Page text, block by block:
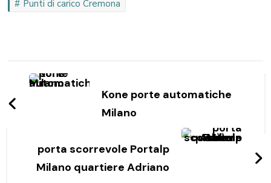
Punti di carico Cremona
Navigazione
articoli
Kone porte automatiche
Milano
porta scorrevole Portalp
Milano quartiere Adriano